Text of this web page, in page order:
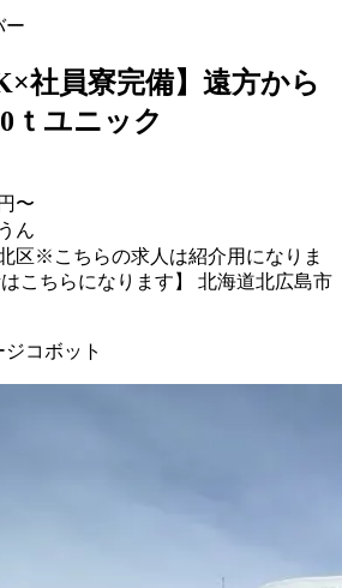
ー
社員寮完備】遠方から
ｔユニック
〜
ん
区※こちらの求人は紹介用になりま
こちらになります】 北海道北広島市
コボット